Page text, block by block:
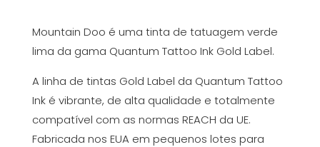
ml
Mountain Doo é uma tinta de tatuagem verde
lima da gama Quantum Tattoo Ink Gold Label.
A linha de tintas Gold Label da Quantum Tattoo
Ink é vibrante, de alta qualidade e totalmente
compatível com as normas REACH da UE.
Fabricada nos EUA em pequenos lotes para